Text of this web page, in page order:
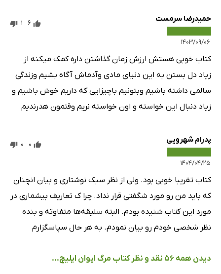
حمیدرضا سرمست
۱۴۰۳/۰۹/۰۶
6
1
کتاب خوبی هستش ارزش زمان گذاشتن داره کمک میکنه از
زیاد دل بستن به این دنیای مادی وآدماش آگاه بشیم وزندگی
سالمی داشته باشیم وبتونیم باچیزایی که داریم خوش باشیم و
زیاد دنبال این خواسته و اون خواسته نریم وقتمون هدرندیم
پدرام شهرویی
۱۴۰۴/۰۴/۲۵
0
0
کتاب تقریبا خوبی بود. ولی از نظر سبک نوشتاری و بیان انچنان
که باید من رو مورد شگفتی قرار نداد. چرا ک تعاریف بیشماری در
مورد این کتاب شنیده بودم. البته سلیقه‌ها متفاوته و بنده
نظر شخصی خودم رو بیان نمودم. به هر حال سپاسگزارم
دیدن همه 56 نقد و نظر کتاب مرگ ایوان ایلیچ...